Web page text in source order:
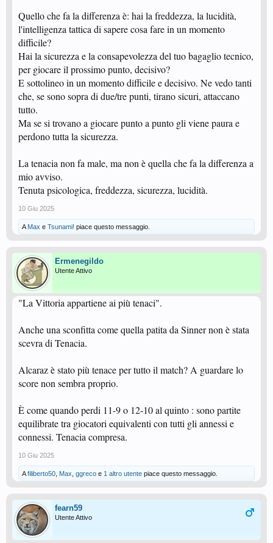
Quello che fa la differenza è: hai la freddezza, la lucidità,
l'intelligenza tattica di sapere cosa fare in un momento
difficile?
Hai la sicurezza e la consapevolezza del tuo bagaglio tecnico,
per giocare il prossimo punto, decisivo?
E sottolineo in un momento difficile e decisivo. Ne vedo tanti
che, se sono sopra di due/tre punti, tirano sicuri, attaccano
tutto.
Ma se si trovano a giocare punto a punto gli viene paura e
perdono tutta la sicurezza.
La tenacia non fa male, ma non è quella che fa la differenza a
mio avviso.
Tenuta psicologica, freddezza, sicurezza, lucidità.
10 Giu 2025
A Max e Tsunami! piace questo messaggio.
Ermenegildo
Utente Attivo
"La Vittoria appartiene ai più tenaci".
Anche una sconfitta come quella patita da Sinner non è stata
scevra di Tenacia.
Alcaraz è stato più tenace per tutto il match? A guardare lo
score non sembra proprio.
È come quando perdi 11-9 o 12-10 al quinto : sono partite
equilibrate tra giocatori equivalenti con tutti gli annessi e
connessi. Tenacia compresa.
10 Giu 2025
Afiliberto50 Max ggreco e 1 altro utente piace questo messaggio.
fearn59
Utente Attivo